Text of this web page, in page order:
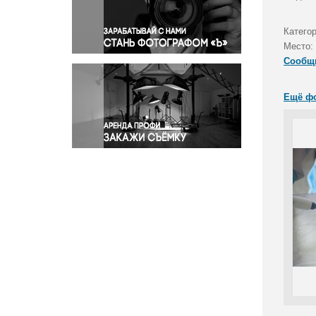
Правосудие
Происшествия и конфликты
Религия
Светская жизнь
Спорт
Экология
Экономика и бизнес
Место:
Ещё